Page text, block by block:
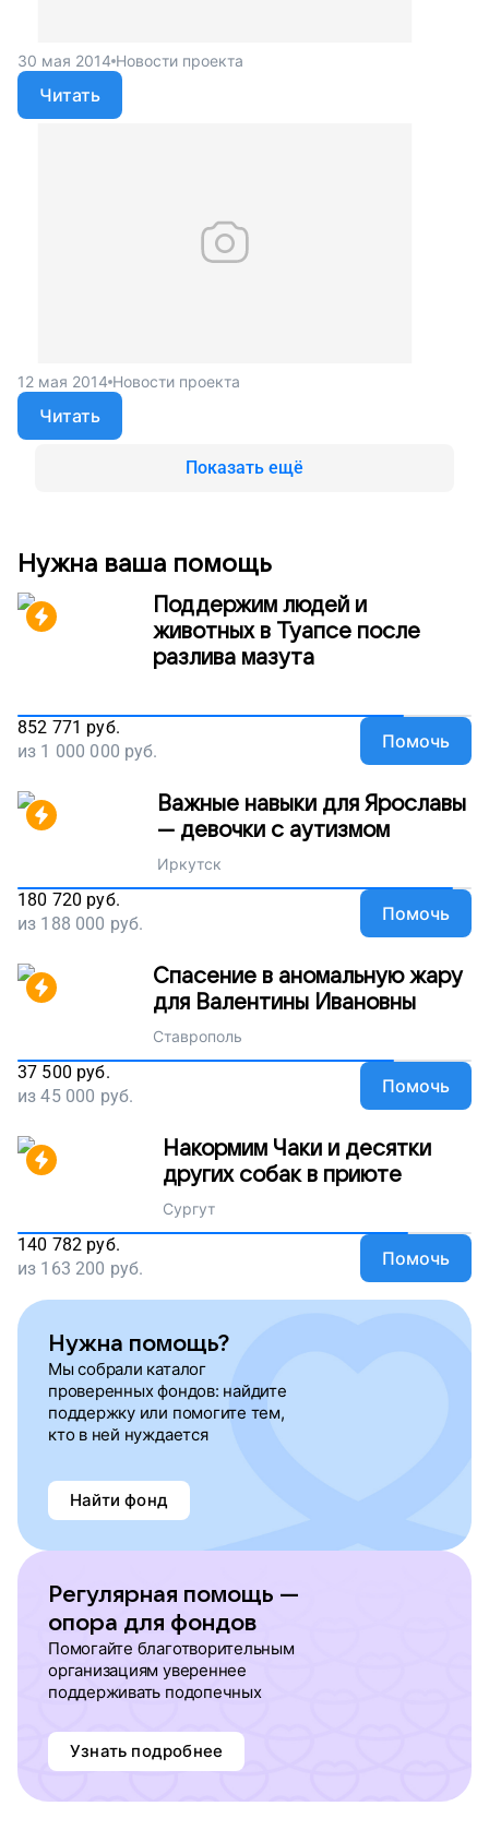
30 мая 2014 Новости проекта
Читать
12 мая 2014 Новости проекта
Читать
Показать ещё
Нужна ваша помощь
Поддержим людей и
животных в Туапсе после
разлива мазута
852 771 руб.
из 1 000 000 руб. Помочь
Важные навыки для Ярославы
— девочки с аутизмом
Иркутск
180 720 руб.
из 188 000 руб. Помочь
Спасение в аномальную жару
для Валентины Ивановны
Ставрополь
37 500 руб.
из45 000 руб. Помочь
Накормим Чаки и десятки
других собак в приюте
Сургут
140 782 руб.
из 163 200 руб. Помочь
Нужна помощь?
Мы собрали каталог
проверенных фондов: найдите
поддержку или помогите тем,
кто в ней нуждается
Найти фонд
Регулярная помощь —
опора для фондов
Помогайте благотворительным
организациям увереннее
поддерживать подопечных
Узнать подробнее